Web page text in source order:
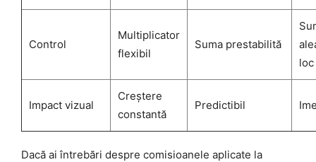
Control
Multiplicator
flexibil
Suma prestabilită
loc
Impact vizual
Creștere
constantă
Predictibil
Dacă ai întrebări despre comisioanele aplicate la